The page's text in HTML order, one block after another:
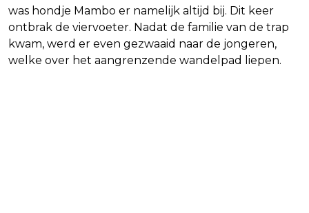
was hondje Mambo er namelijk altijd bij. Dit keer
ontbrak de viervoeter. Nadat de familie van de trap
kwam, werd er even gezwaaid naar de jongeren,
welke over het aangrenzende wandelpad liepen.